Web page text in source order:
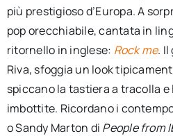
più prestigioso d’Europa. A
pop orecchiabile, cantata in
ritornello in inglese: Rock me. Il
Riva, sfoggia un look
spiccano la tastiera a tracolla
imbottite. Ricordano i
o Sandy Marton di People from